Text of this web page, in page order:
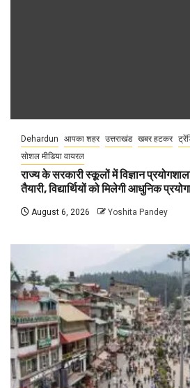
Dehardun आपका शहर उत्तराखंड खबर हटकर
सोशल मीडिया वायरल
राज्य के सरकारी स्कूलों में विज्ञान
तैयारी, विद्यार्थियों को मिलेगी आधुनिक
August 6, 2026 Yoshita Pandey